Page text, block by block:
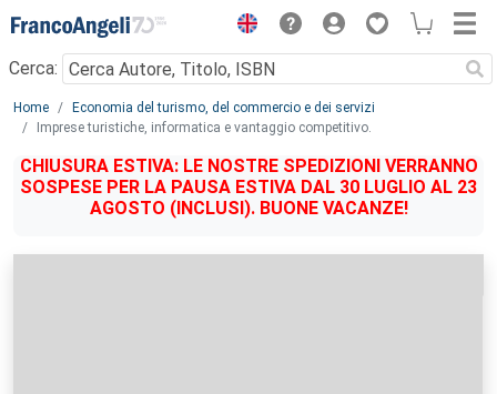
Menu
Cerca:
Main content
Home
Economia del turismo, del commercio e dei servizi
Imprese turistiche, informatica e vantaggio competitivo.
CHIUSURA ESTIVA: LE NOSTRE SPEDIZIONI VERRANNO
SOSPESE PER LA PAUSA ESTIVA DAL 30 LUGLIO AL 23
AGOSTO (INCLUSI). BUONE VACANZE!